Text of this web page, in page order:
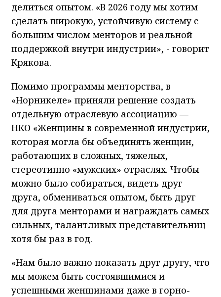
делиться опытом. «В 2026 году мы хотим
сделать широкую, устойчивую систему с
большим числом менторов и реальной
поддержкой внутри индустрии», - говорит
Крякова.
Помимо программы менторства, в
«Норникеле» приняли решение создать
отдельную отраслевую ассоциацию —
НКО «Женщины в современной индустрии,
которая могла бы объединять женщин,
работающих в сложных, тяжелых,
стереотипно «мужских» отраслях. Чтобы
можно было собираться, видеть друг
друга, обмениваться опытом, быть друг
для друга менторами и награждать самых
сильных, талантливых представительниц
хотя бы раз в год.
«Нам было важно показать друг другу, что
мы можем быть состоявшимися и
успешными женщинами даже в горно-